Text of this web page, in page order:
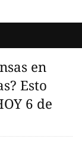
en
Esto
6 de